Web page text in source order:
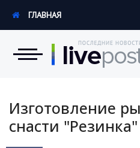
Экономика
ГЛАВНАЯ
Изготовление
снасти "Резинка"